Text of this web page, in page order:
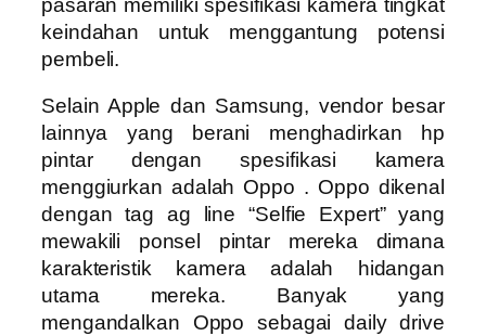
pasaran memiliki spesifikasi kamera tingkat
keindahan untuk menggantung potensi
pembeli.
Selain Apple dan Samsung, vendor besar
lainnya yang berani menghadirkan hp
pintar dengan spesifikasi kamera
menggiurkan adalah Oppo . Oppo dikenal
dengan tag ag line “Selfie Expert” yang
mewakili ponsel pintar mereka dimana
karakteristik kamera adalah hidangan
utama mereka. Banyak yang
mengandalkan Oppo sebagai daily drive